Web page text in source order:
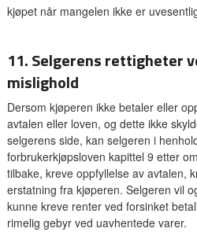
kjøpet når mangelen ikke er
11. Selgerens rettigheter
mislighold
Dersom kjøperen ikke betaler eller
avtalen eller loven, og dette ikke
selgerens side, kan selgeren i
forbrukerkjøpsloven kapittel 9 etter
tilbake, kreve oppfyllelse av avtalen,
erstatning fra kjøperen. Selgeren vil
kunne kreve renter ved forsinket
rimelig gebyr ved uavhentede varer.